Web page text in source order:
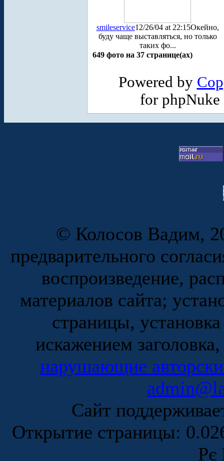
smileservice12/26/04 at 22:15Окейно,
буду чаще выставляться, но только
таких фо...
649 фото на 37 странице(ах)
Powered by
for
© Колосов Вадим,
предварительного
воспроизведение,
материалов сайта;
страницы,
искажением
нарушающие
Сайт
Открытие страницы:
Рє